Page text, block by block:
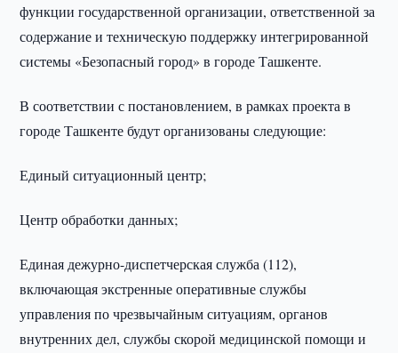
функции государственной организации, ответственной за
содержание и техническую поддержку интегрированной
системы «Безопасный город» в городе Ташкенте.
В соответствии с постановлением, в рамках проекта в
городе Ташкенте будут организованы следующие:
Единый ситуационный центр;
Центр обработки данных;
Единая дежурно-диспетчерская служба (112),
включающая экстренные оперативные службы
управления по чрезвычайным ситуациям, органов
внутренних дел, службы скорой медицинской помощи и